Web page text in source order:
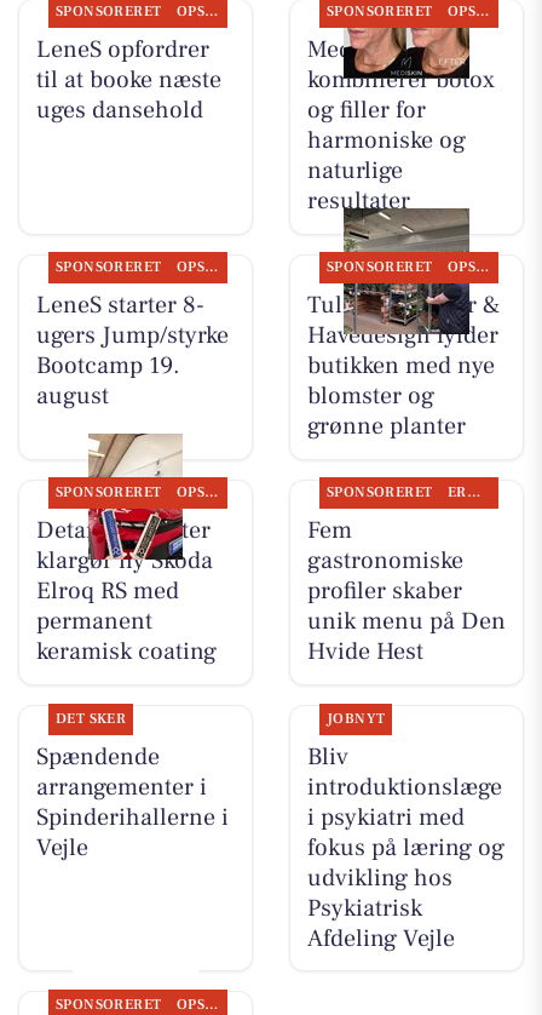
SPONSORERET OPSLAGSTAVLEN
LeneS opfordrer
til at booke næste
uges dansehold
SPONSORERET OPSLAGSTAVLEN
MediSkin
kombinerer botox
og filler for
harmoniske og
naturlige
resultater
SPONSORERET OPSLAGSTAVLEN
LeneS starter 8-
ugers Jump/styrke
Bootcamp 19.
august
SPONSORERET OPSLAGSTAVLEN
Tulipa Blomster &
Havedesign fylder
butikken med nye
blomster og
grønne planter
SPONSORERET OPSLAGSTAVLEN
Detailing Center
klargør ny Skoda
Elroq RS med
permanent
keramisk coating
SPONSORERET ERHVERV
Fem
gastronomiske
profiler skaber
unik menu på Den
Hvide Hest
DET SKER
Spændende
arrangementer i
Spinderihallerne i
Vejle
JOBNYT
Bliv
introduktionslæge
i psykiatri med
fokus på læring og
udvikling hos
Psykiatrisk
Afdeling Vejle
SPONSORERET OPSLAGSTAVLEN